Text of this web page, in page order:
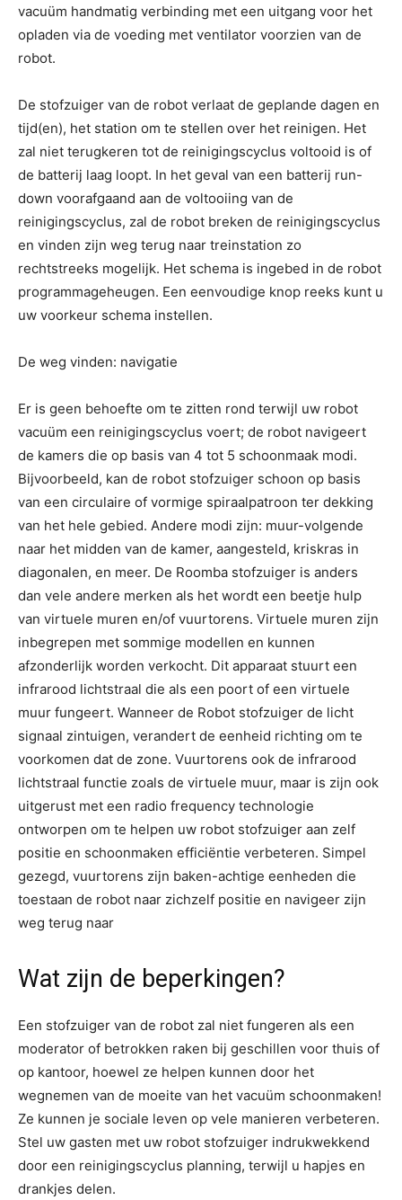
vacuüm handmatig verbinding met een uitgang voor het
opladen via de voeding met ventilator voorzien van de
robot.
De stofzuiger van de robot verlaat de geplande dagen en
tijd(en), het station om te stellen over het reinigen. Het
zal niet terugkeren tot de reinigingscyclus voltooid is of
de batterij laag loopt. In het geval van een batterij run-
down voorafgaand aan de voltooiing van de
reinigingscyclus, zal de robot breken de reinigingscyclus
en vinden zijn weg terug naar treinstation zo
rechtstreeks mogelijk. Het schema is ingebed in de robot
programmageheugen. Een eenvoudige knop reeks kunt u
uw voorkeur schema instellen.
De weg vinden: navigatie
Er is geen behoefte om te zitten rond terwijl uw robot
vacuüm een reinigingscyclus voert; de robot navigeert
de kamers die op basis van 4 tot 5 schoonmaak modi.
Bijvoorbeeld, kan de robot stofzuiger schoon op basis
van een circulaire of vormige spiraalpatroon ter dekking
van het hele gebied. Andere modi zijn: muur-volgende
naar het midden van de kamer, aangesteld, kriskras in
diagonalen, en meer. De Roomba stofzuiger is anders
dan vele andere merken als het wordt een beetje hulp
van virtuele muren en/of vuurtorens. Virtuele muren zijn
inbegrepen met sommige modellen en kunnen
afzonderlijk worden verkocht. Dit apparaat stuurt een
infrarood lichtstraal die als een poort of een virtuele
muur fungeert. Wanneer de Robot stofzuiger de licht
signaal zintuigen, verandert de eenheid richting om te
voorkomen dat de zone. Vuurtorens ook de infrarood
lichtstraal functie zoals de virtuele muur, maar is zijn ook
uitgerust met een radio frequency technologie
ontworpen om te helpen uw robot stofzuiger aan zelf
positie en schoonmaken efficiëntie verbeteren. Simpel
gezegd, vuurtorens zijn baken-achtige eenheden die
toestaan de robot naar zichzelf positie en navigeer zijn
weg terug naar
Wat zijn de beperkingen?
Een stofzuiger van de robot zal niet fungeren als een
moderator of betrokken raken bij geschillen voor thuis of
op kantoor, hoewel ze helpen kunnen door het
wegnemen van de moeite van het vacuüm schoonmaken!
Ze kunnen je sociale leven op vele manieren verbeteren.
Stel uw gasten met uw robot stofzuiger indrukwekkend
door een reinigingscyclus planning, terwijl u hapjes en
drankjes delen.